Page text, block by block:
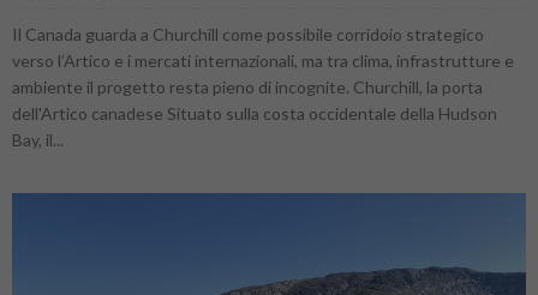
Il Canada guarda a Churchill come possibile corridoio strategico
verso l’Artico e i mercati internazionali, ma tra clima, infrastrutture e
ambiente il progetto resta pieno di incognite. Churchill, la porta
dell'Artico canadese Situato sulla costa occidentale della Hudson
Bay, il...